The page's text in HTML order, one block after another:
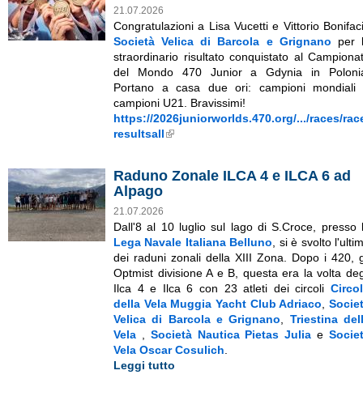
21.07.2026
Congratulazioni a Lisa Vucetti e Vittorio
Società Velica di Barcola e Grignano per
straordinario risultato conquistato al
del Mondo 470 Junior a Gdynia in
Portano a casa due ori: campioni mondiali
campioni U21. Bravissimi!
https://2026juniorworlds.470.org/.../races/
resultsall
Raduno Zonale ILCA 4 e ILCA 6 ad
Alpago
21.07.2026
Dall'8 al 10 luglio sul lago di S.Croce, presso
Lega Navale Italiana Belluno , si è svolto
dei raduni zonali della XIII Zona. Dopo i 420,
Optmist divisione A e B, questa era la volta
Ilca 4 e Ilca 6 con 23 atleti dei circoli
della Vela Muggia Yacht Club Adriaco ,
Velica di Barcola e Grignano
Triestina
Vela
Società Nautica Pietas Julia e
Vela Oscar Cosulich
Leggi tutto